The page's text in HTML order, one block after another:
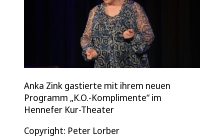
Anka Zink gastierte mit ihrem neuen
Programm „K.O.-Komplimente“ im
Hennefer Kur-Theater
Copyright: Peter Lorber